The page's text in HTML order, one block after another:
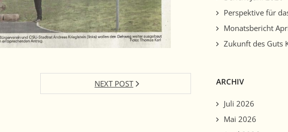
NEXT POST
Perspektive für
Monatsbericht
Zukunft des Guts
ARCHIV
Juli 2026
Mai 2026